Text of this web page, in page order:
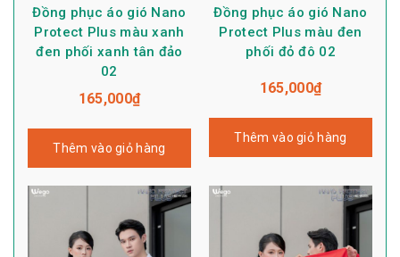
Đồng phục áo gió Nano
Protect Plus màu xanh
đen phối xanh tân đảo
02
165,000₫
Thêm vào giỏ hàng
Đồng phục áo gió Nano
Protect Plus màu đen
phối đỏ đô 02
165,000₫
Thêm vào giỏ hàng